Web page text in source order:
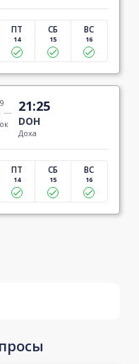
ПТ
14
СБ
15
ВС
16
21:25
DOH
Доха
ПТ
14
СБ
15
ВС
16